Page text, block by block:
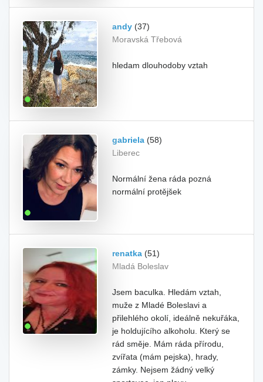
andy (37)
Moravská Třebová
hledam dlouhodoby vztah
gabriela (58)
Liberec
Normální žena ráda pozná
normální protějšek
renatka (51)
Mladá Boleslav
Jsem baculka. Hledám vztah,
muže z Mladé Boleslavi a
přilehlého okolí, ideálně nekuřáka,
je holdujícího alkoholu. Který se
rád směje. Mám ráda přírodu,
zvířata (mám pejska), hrady,
zámky. Nejsem žádný velký